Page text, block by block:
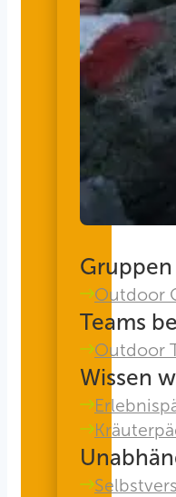
Outdoor
Teams
Outdoor
Wissen